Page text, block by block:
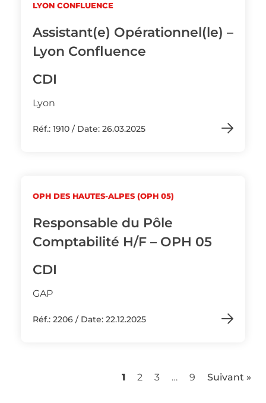
LYON CONFLUENCE
Assistant(e) Opérationnel(le) –
Lyon Confluence
CDI
Lyon
Réf.: 1910 / Date: 26.03.2025
OPH DES HAUTES-ALPES (OPH 05)
Responsable du Pôle
Comptabilité H/F – OPH 05
CDI
GAP
Réf.: 2206 / Date: 22.12.2025
1 2 3 … 9 Suivant »